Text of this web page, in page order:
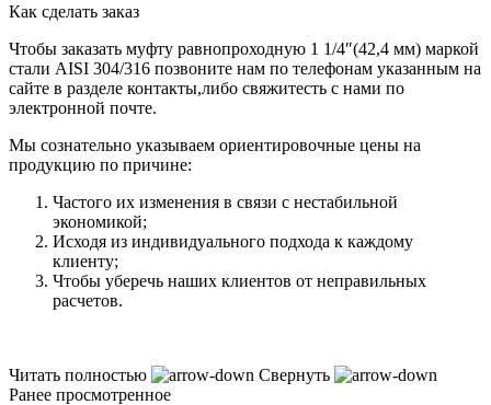
Как сделать заказ
Чтобы заказать муфту равнопроходную 1 1/4″(42,4 мм) маркой
стали AISI 304/316 позвоните нам по телефонам указанным на
сайте в разделе контакты,либо свяжитесть с нами по
электронной почте.
Мы сознательно указываем ориентировочные цены на
продукцию по причине:
Частого их изменения в связи с нестабильной
экономикой;
Исходя из индивидуального подхода к каждому
клиенту;
Чтобы уберечь наших клиентов от неправильных
расчетов.
Читать полностью
Свернуть
Ранее просмотренное